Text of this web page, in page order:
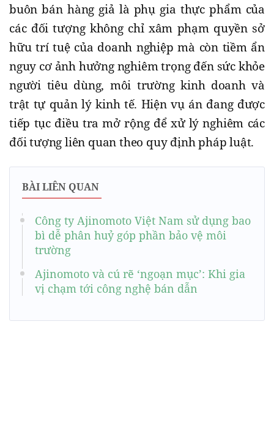
buôn bán hàng giả là phụ gia thực phẩm của
các đối tượng không chỉ xâm phạm quyền sở
hữu trí tuệ của doanh nghiệp mà còn tiềm ẩn
nguy cơ ảnh hưởng nghiêm trọng đến sức khỏe
người tiêu dùng, môi trường kinh doanh và
trật tự quản lý kinh tế. Hiện vụ án đang được
tiếp tục điều tra mở rộng để xử lý nghiêm các
đối tượng liên quan theo quy định pháp luật.
BÀI LIÊN QUAN
Công ty Ajinomoto Việt Nam sử dụng bao
bì dễ phân huỷ góp phần bảo vệ môi
trường
Ajinomoto và cú rẽ ‘ngoạn mục’: Khi gia
vị chạm tới công nghệ bán dẫn